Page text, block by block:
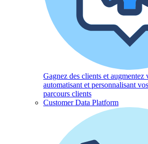
Gagnez des clients et augmentez
automatisant et personnalisant
parcours clients
Customer Data Platform